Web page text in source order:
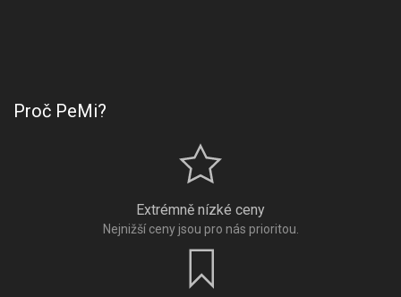
Proč PeMi?
Extrémně nízké ceny
Nejnižší ceny jsou pro nás prioritou.